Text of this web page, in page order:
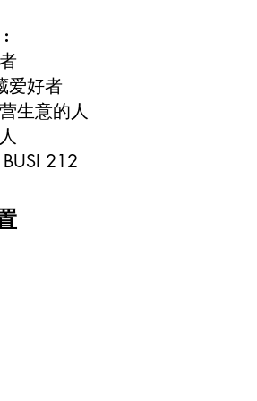
爱好者
生意的人
212